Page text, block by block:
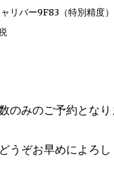
ャリバー9F83（特別精度）
のみのご予約とな
うぞお早めによろ